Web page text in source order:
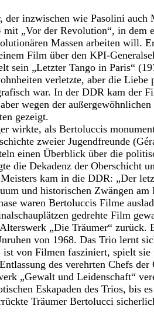
der inzwischen wie Pasolini auch
„Vor der Revolution“, in dem
Massen arbeiten will.
Film über den KPI-
sein „Letzter Tango in Paris“
verletzte, aber die Liebe
war. In der DDR kam der
wegen der außergewöhnlichen
gezeigt.
wirkte, als Bertoluccis
zweier Jugendfreunde
einen Überblick über die
die Dekadenz der Oberschicht
kam in die DDR: „Der
und historischen Zwängen am
waren Bertoluccis Filme
gedrehte Film
„Die Träumer“ zurück.
von 1968. Das Trio lernt
von Filmen fasziniert, spielt sie
des verehrten Chefs der
„Gewalt und Leidenschaft“
Eskapaden des Trios, bis
Träumer Bertolucci